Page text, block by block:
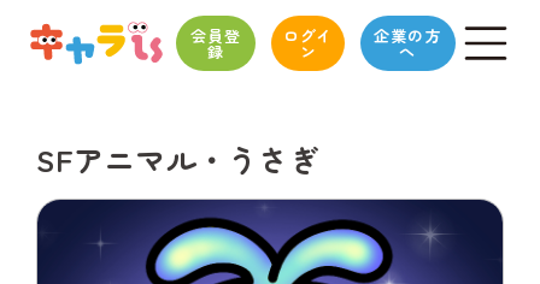
会員登
録
ログイ
ン
企業の方
へ
SFアニマル・うさぎ